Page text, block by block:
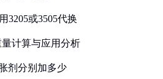
3205或3505代换
计算与应用分析
剂分别加多少